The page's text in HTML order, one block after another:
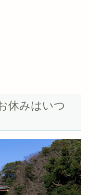
休みはいつ